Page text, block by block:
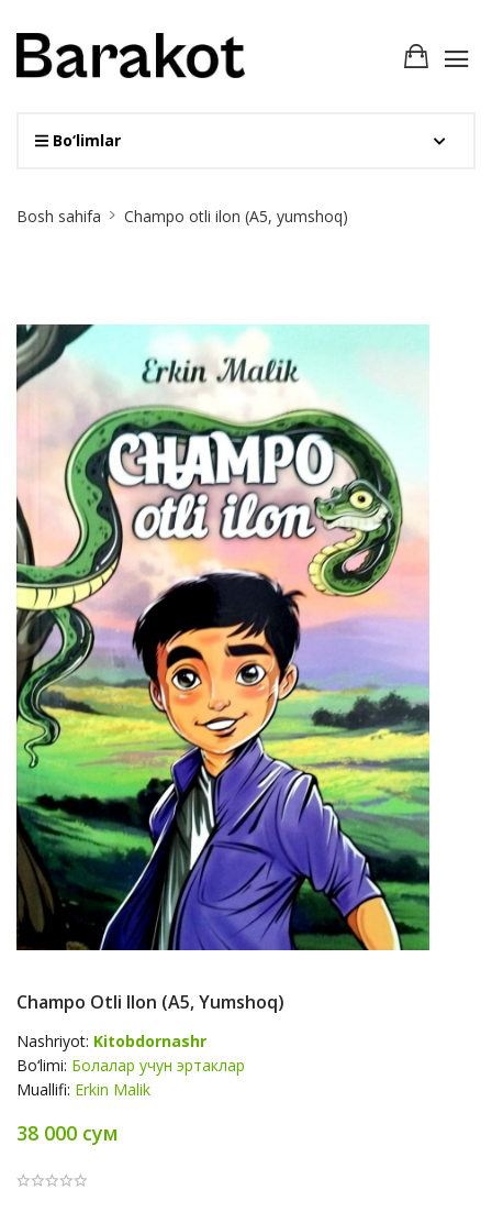
Bo‘limlar
Breadcrumb
Bosh sahifa Champo otli ilon (А5, yumshoq)
Champo Otli Ilon (А5, Yumshoq)
Nashriyot: Kitobdornashr
Bo‘limi: Болалар учун эртаклар
Muallifi: Erkin Malik
38 000 сум